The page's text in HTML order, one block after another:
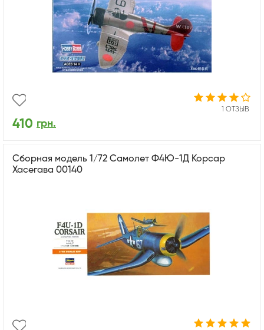
1 ОТЗЫВ
410 грн.
Сборная модель 1/72 Самолет Ф4Ю-1Д Корсар
Хасегава 00140